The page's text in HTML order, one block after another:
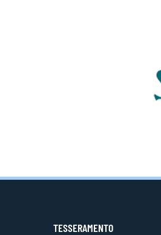
TESSERAMENTO